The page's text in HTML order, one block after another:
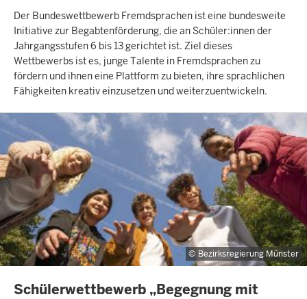
Der Bundeswettbewerb Fremdsprachen ist eine bundesweite
Initiative zur Begabtenförderung, die an Schüler:innen der
Jahrgangsstufen 6 bis 13 gerichtet ist. Ziel dieses
Wettbewerbs ist es, junge Talente in Fremdsprachen zu
fördern und ihnen eine Plattform zu bieten, ihre sprachlichen
Fähigkeiten kreativ einzusetzen und weiterzuentwickeln.
Bezirksregierung Münster
INHALTSSEITE
Schülerwettbewerb „Begegnung mit